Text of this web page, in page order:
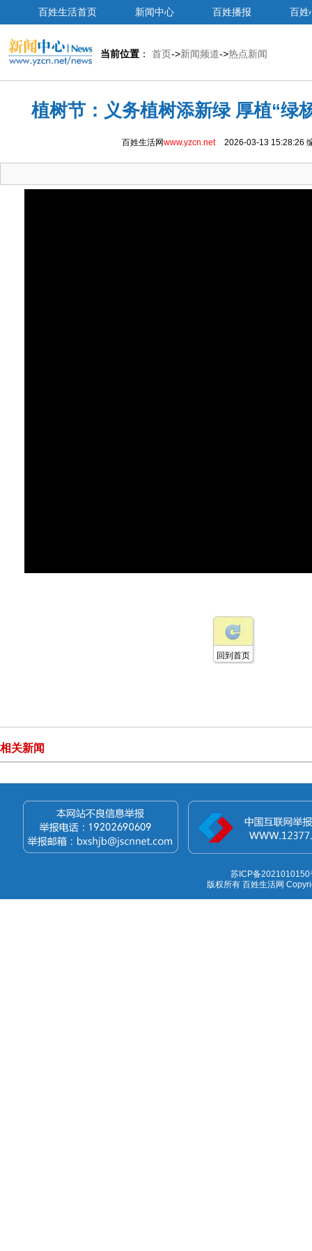
百姓生活首页 新闻中心 百姓播报 百姓
当前位置： 首页->新闻频道->热点新闻
植树节：义务植树添新绿 厚植“绿
百姓生活网www.yzcn.net 2026-03-13 15:28:26
回到首页
相关新闻
苏ICP备2021010150
版权所有 百姓生活网